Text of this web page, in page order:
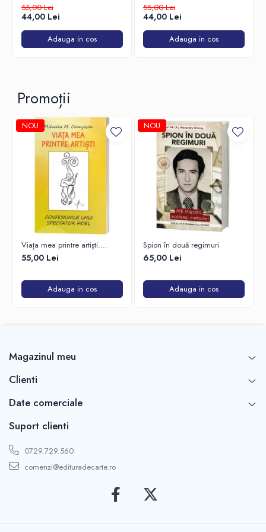
Călătoria mea înapoi spre casă
55,00 Lei
44,00 Lei
Adauga in cos
55,00 Lei
44,00 Lei
Adauga in cos
Promoții
NOU
Viața mea printre artiști.
Confesiunile unui spectator
fidel
55,00 Lei
Adauga in cos
NOU
Spion în două regimuri
65,00 Lei
Adauga in cos
Magazinul meu
Clienti
Date comerciale
Suport clienti
0729.729.560
comenzi@edituradecarte.ro